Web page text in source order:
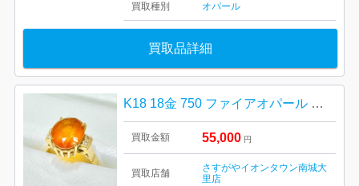
買取種別 オパール
買取品詳細
K18 18金 750 ファイアオパール リング 指輪 ジュエリー
買取金額 55,000 円
買取店舗
さすがやイオンタウン南城大
里店